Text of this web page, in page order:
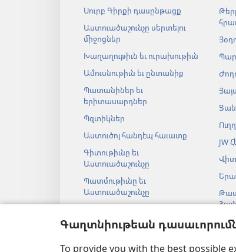
Գաղտնիութեան
To provide you with the best possible
Սուրբ Գիրքի դասընթացք
Աստուածաշունչը սերտելու
միջոցներ
Խաղաղութիւն եւ ուրախութիւն
Ամուսնութիւն եւ ընտանիք
Պատանիներ եւ
երիտասարդներ
Պզտիկներ
Աստուծոյ հանդէպ հաւատք
Գիտութիւնը եւ
Աստուածաշունչը
Պատմութիւնը եւ
Աստուածաշունչը
JW